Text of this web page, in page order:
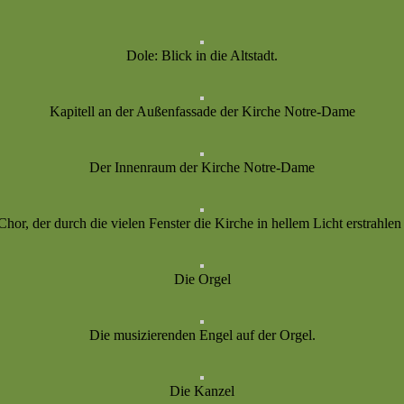
Dole: Blick in die Altstadt.
Kapitell an der Außenfassade der Kirche Notre-Dame
Der Innenraum der Kirche Notre-Dame
der durch die vielen Fenster die Kirche in hellem Licht erstrahlen
Die Orgel
Die musizierenden Engel auf der Orgel.
Die Kanzel